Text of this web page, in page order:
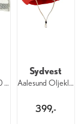
Fjällräven 1960 Långtradarkeps 534
Sydvest
Aalesund Oljeklede Sonja 800 DNT
399,-